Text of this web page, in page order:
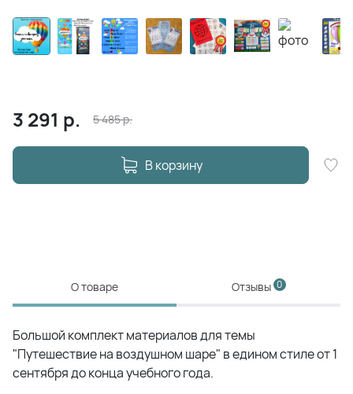
3 291 р. 5 485р.
В корзину
О товаре Отзывы 0
Большой комплект материалов для темы
"Путешествие на воздушном шаре" в едином стиле от 1
сентября до конца учебного года.